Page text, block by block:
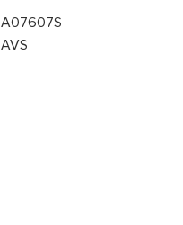
A07607S
AVS